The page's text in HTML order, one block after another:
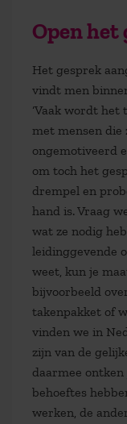
Open het
Het gesprek
vindt men
‘Vaak wordt het
met mensen die
ongemotiveerd
om toch het
drempel en
hand is. Vraag
wat ze nodig
leidinggevende
weet, kun je
bijvoorbeeld
takenpakket of
vinden we in
zijn van de
daarmee
behoeftes
werken, de